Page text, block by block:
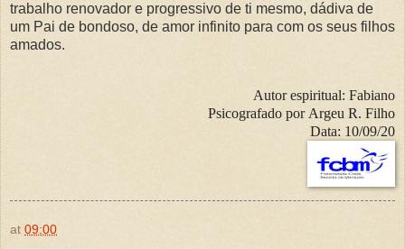
trabalho renovador e progressivo de ti mesmo, dádiva de
um Pai de bondoso, de amor infinito para com os seus filhos
amados.
Autor espiritual: Fabiano
Psicografado por Argeu R. Filho
Data: 10/09/20
at 09:00